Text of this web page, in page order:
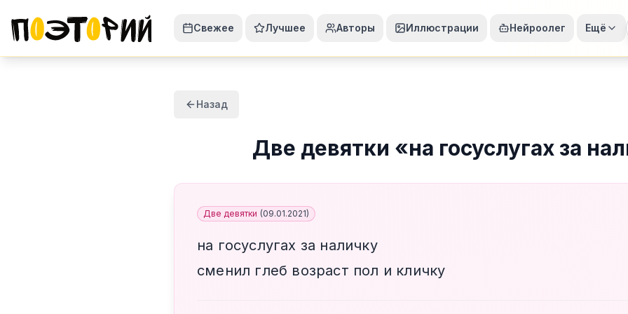
Свежее Лучшее Авторы Иллюстрации Нейроолег Ещё
Назад
Две девятки «на госуслугах за
Две девятки (09.01.2021)
на госуслугах за наличку
сменил глеб возраст пол и кличку